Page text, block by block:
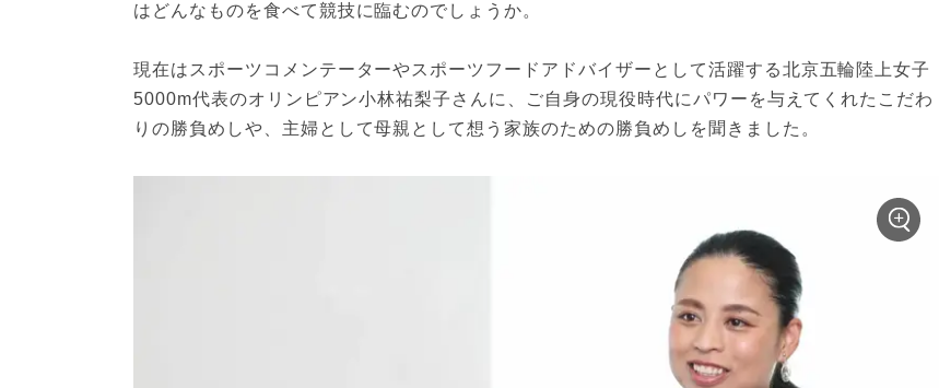
はどんなものを食べて競技に臨むのでしょうか。
現在はスポーツコメンテーターやスポーツフードアドバイザーとして活躍する北京五輪陸上女子
5000m代表のオリンピアン小林祐梨子さんに、ご自身の現役時代にパワーを与えてくれたこだわ
りの勝負めしや、主婦として母親として想う家族のための勝負めしを聞きました。